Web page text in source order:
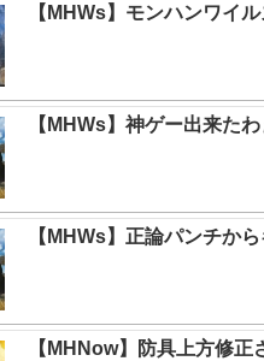
【MHWs】モンハンワイ
【MHWs】神ゲー出来た
【MHWs】正論パンチか
【MHNow】防具上方修正